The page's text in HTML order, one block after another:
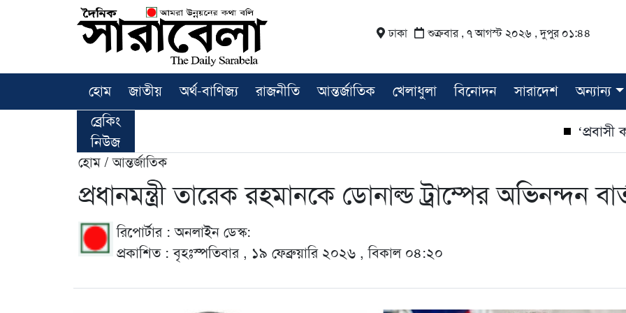
ঢাকা শুক্রবার , ৭ আগস্ট ২০২৬ , দুপুর ০১:৪৪
হোম জাতীয় অর্থ-বাণিজ্য রাজনীতি আন্তর্জাতিক খেলাধুলা বিনোদন সারাদেশ অন্যান্য
ব্রেকিং
নিউজ
‘প্রবাসী
হোম / আন্তর্জাতিক
প্রধানমন্ত্রী তারেক রহমানকে ডোনাল্ড ট্রাম্পের অভিনন্দন
রিপোর্টার : অনলাইন ডেস্ক:
প্রকাশিত : বৃহঃস্পতিবার , ১৯ ফেব্রুয়ারি ২০২৬ , বিকাল ০৪:২০